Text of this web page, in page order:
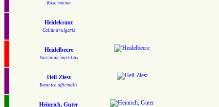
Rosa canina
Heidekraut
Calluna vulgaris
Heidelbeere
Vaccinium myrtillus
Heil-Ziest
Betonica officinalis
Heinrich, Guter